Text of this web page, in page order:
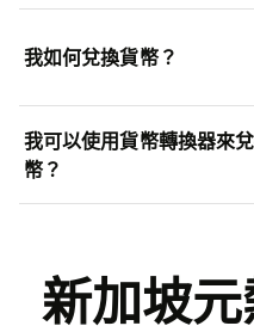
我如何兌換貨幣？
我可以使用貨幣轉換器來
幣？
新加坡